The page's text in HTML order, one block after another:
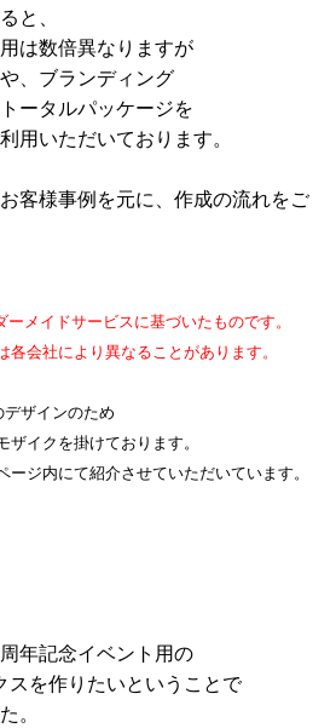
と、
は数倍異なりますが
、ブランディング
ータルパッケージを
用いただいております。
客様事例を元に、作成の流れをご
メイドサービスに基づいたものです。
会社により異なることがあります。
ザインのため
イクを掛けております。
ジ内にて紹介させていただいています。
年記念イベント用の
スを作りたいということで
。